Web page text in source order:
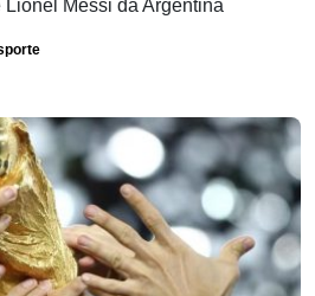
Messi da Argentina